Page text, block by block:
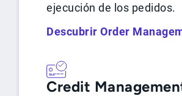
ejecución de los pedidos.
Descubrir Order
Credit